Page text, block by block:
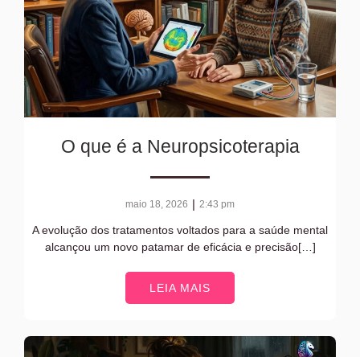
O que é a Neuropsicoterapia
maio 18, 2026 | 2:43 pm
A evolução dos tratamentos voltados para a saúde mental
alcançou um novo patamar de eficácia e precisão[…]
LEIA MAIS